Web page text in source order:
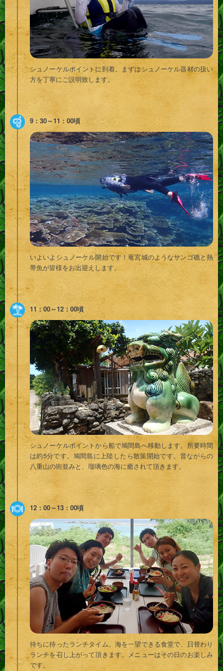
シュノーケルポイントに到着。まずはシュノーケル器材の扱い
方を丁寧にご説明致します。
9：30～11：00頃
いよいよシュノーケル開始です！竜宮城のようなサンゴ礁と熱
帯魚が皆様をお出迎えします。
11：00～12：00頃
シュノーケルポイントから船で鳩間島へ移動します。所要時間
は約5分です。鳩間島に上陸したら散策開始です。昔ながらの
八重山の街並みと、瑠璃色の海に癒されて頂きます。
12：00～13：00頃
待ちに待ったランチタイム。海を一望できる食堂で、日替わり
ランチを召し上がって頂きます。メニューはその日のお楽しみ
です。